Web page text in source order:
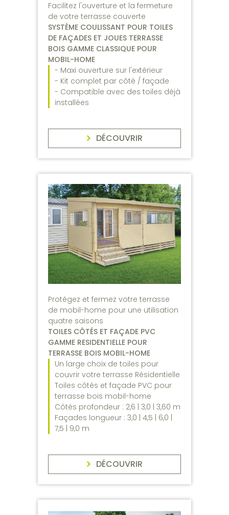
Facilitez l'ouverture et la fermeture
de votre terrasse couverte
SYSTÈME COULISSANT POUR TOILES
DE FAÇADES ET JOUES TERRASSE
BOIS GAMME CLASSIQUE POUR
MOBIL-HOME
- Maxi ouverture sur l'extérieur
- Kit complet par côté / façade
- Compatible avec des toiles déjà
installées
DÉCOUVRIR
Protégez et fermez votre terrasse
de mobil-home pour une utilisation
quatre saisons
TOILES CÔTÉS ET FAÇADE PVC
GAMME RESIDENTIELLE POUR
TERRASSE BOIS MOBIL-HOME
Un large choix de toiles pour
couvrir votre terrasse Résidentielle
Toiles côtés et façade PVC pour
terrasse bois mobil-home
Côtés profondeur : 2,6 | 3,0 | 3,60 m
Façades longueur : 3,0 | 4,5 | 6,0 |
7,5 | 9,0 m
DÉCOUVRIR